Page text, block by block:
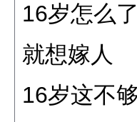
16岁怎么
就想嫁人
16岁这不